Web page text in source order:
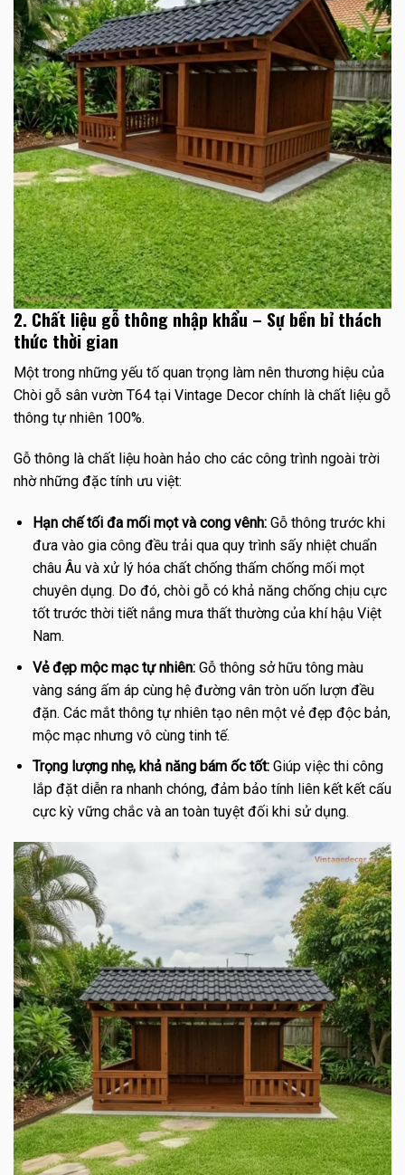
2. Chất liệu gỗ thông nhập khẩu – Sự bền bỉ thách
thức thời gian
Một trong những yếu tố quan trọng làm nên thương hiệu của
Chòi gỗ sân vườn T64 tại Vintage Decor chính là chất liệu gỗ
thông tự nhiên 100%.
Gỗ thông là chất liệu hoàn hảo cho các công trình ngoài trời
nhờ những đặc tính ưu việt:
Hạn chế tối đa mối mọt và cong vênh:Gỗ thông trước khi
đưa vào gia công đều trải qua quy trình sấy nhiệt chuẩn
châu Âu và xử lý hóa chất chống thấm chống mối mọt
chuyên dụng. Do đó, chòi gỗ có khả năng chống chịu cực
tốt trước thời tiết nắng mưa thất thường của khí hậu Việt
Nam.
Vẻ đẹp mộc mạc tự nhiên:Gỗ thông sở hữu tông màu
vàng sáng ấm áp cùng hệ đường vân tròn uốn lượn đều
đặn. Các mắt thông tự nhiên tạo nên một vẻ đẹp độc bản,
mộc mạc nhưng vô cùng tinh tế.
Trọng lượng nhẹ, khả năng bám ốc tốt:Giúp việc thi công
lắp đặt diễn ra nhanh chóng, đảm bảo tính liên kết kết cấu
cực kỳ vững chắc và an toàn tuyệt đối khi sử dụng.